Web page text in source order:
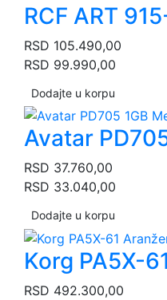
RCF ART
RSD 105.490,00
RSD 99.990,00
Dodajte u korpu
Avatar
RSD 37.760,00
RSD 33.040,00
Dodajte u korpu
Korg PA5X-
RSD 492.300,00